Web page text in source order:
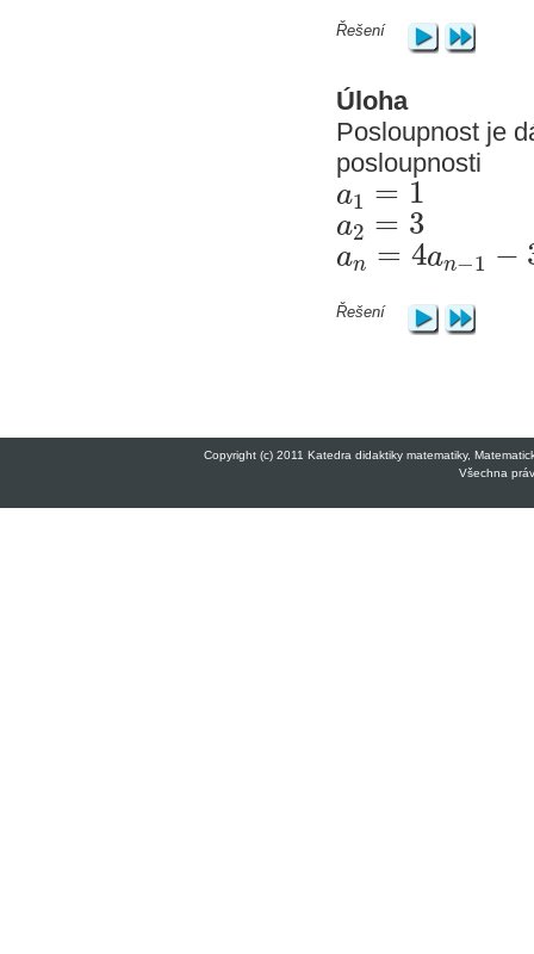
Řešení
Úloha
Posloupnost je
posloupnosti
a1 = 1
a2 = 3
an = 4an−1 −
Řešení
Copyright (c) 2011 Katedra didaktiky matematiky,
Všechna